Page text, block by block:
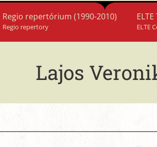
Regio repertórium (1990-2010)
Regio repertory ELTE
Lajos